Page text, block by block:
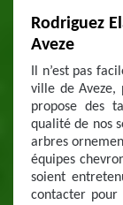
Rodriguez
Aveze
Il n’est pas
ville de Aveze,
propose des
qualité de nos
arbres
équipes
soient
contacter pour